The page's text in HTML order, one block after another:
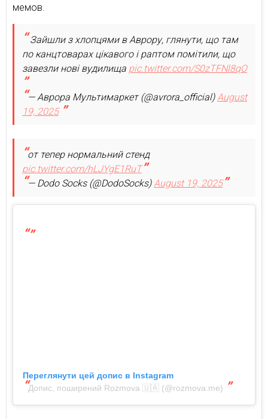
мемов.
Зайшли з хлопцями в Аврору, глянути, що там
по канцтоварах цікавого і раптом помітили, що
завезли нові вудилища pic.twitter.com/S0zTFNl8qO
— Аврора Мультимаркет (@avrora_official)August
19, 2025
от тепер нормальний стенд
pic.twitter.com/hLJYgE1RuT
— Dodo Socks (@DodoSocks)August 19, 2025
Переглянути цей допис в Instagram
Допис, поширений Rozmova 🇺🇦 (@rozmova.me)